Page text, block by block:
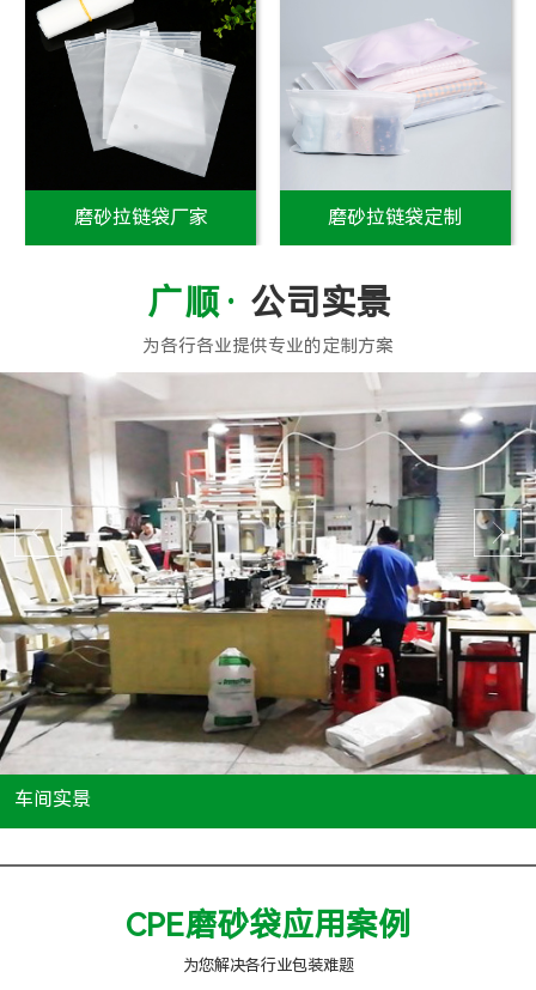
磨砂拉链袋厂家 磨砂拉链袋定制
公司实景
车间实景
CPE磨砂袋应用案例
为您解决各行业包装难题